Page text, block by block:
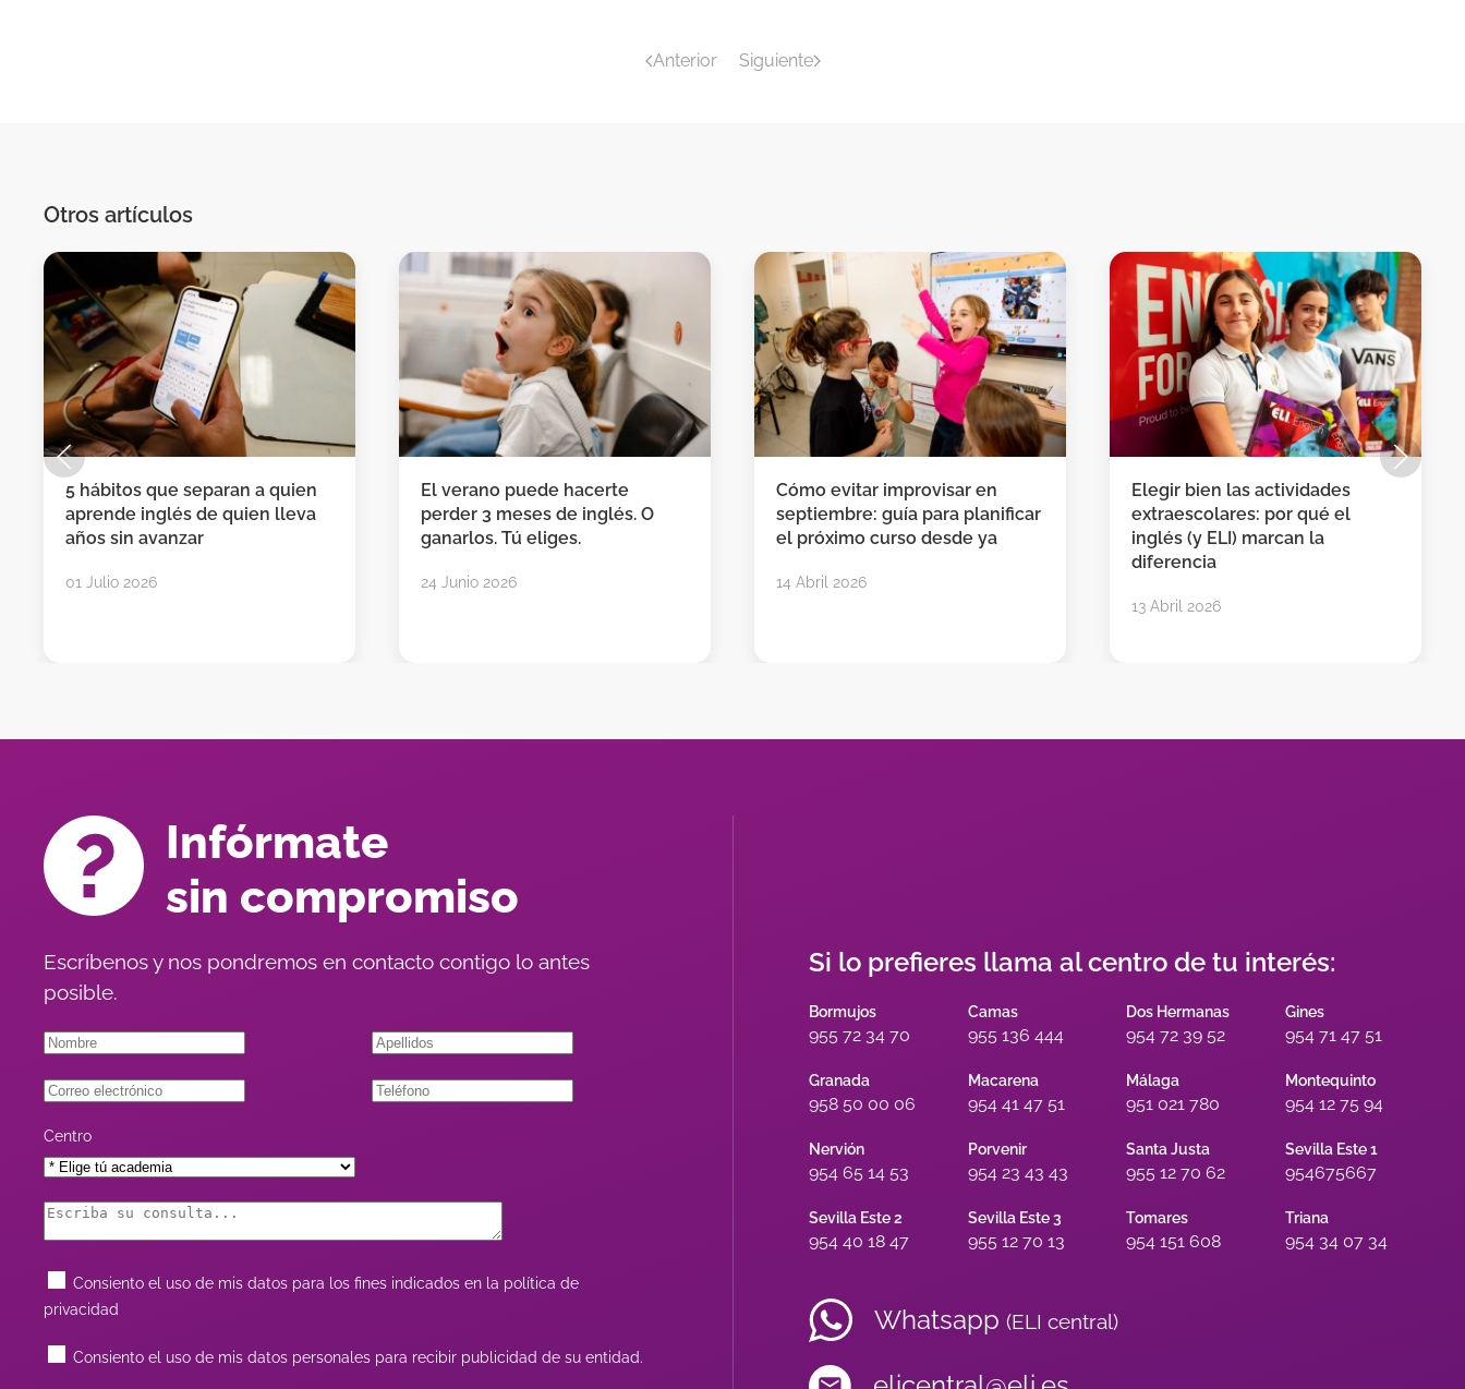
Anterior Siguiente
Otros artículos
5 hábitos que separan a quien
aprende inglés de quien lleva
años sin avanzar
01 Julio 2026
El verano puede hacerte
perder 3 meses de inglés. O
ganarlos. Tú eliges.
24 Junio 2026
Cómo evitar improvisar en
septiembre: guía para planificar
el próximo curso desde ya
14 Abril 2026
Elegir bien las actividades
extraescolares: por qué el
inglés (y ELI) marcan la
diferencia
13 Abril 2026
Infórmate
sin compromiso
Escríbenos y nos pondremos en contacto contigo lo antes
posible.
Centro
Consiento el uso de mis datos para los fines indicados en la política de
privacidad
Consiento el uso de mis datos personales para recibir publicidad de su entidad.
Si lo prefieres llama al centro de tu interés:
Bormujos
955 72 34 70
Camas
955 136 444
Dos Hermanas
954 72 39 52
Gines
954 71 47 51
Granada
958 50 00 06
Macarena
954 41 47 51
Málaga
951 021 780
Montequinto
954 12 75 94
Nervión
954 65 14 53
Porvenir
954 23 43 43
Santa Justa
955 12 70 62
Sevilla Este 1
954675667
Sevilla Este 2
954 40 18 47
Sevilla Este 3
955 12 70 13
Tomares
954 151 608
Triana
954 34 07 34
Whatsapp (ELI central)